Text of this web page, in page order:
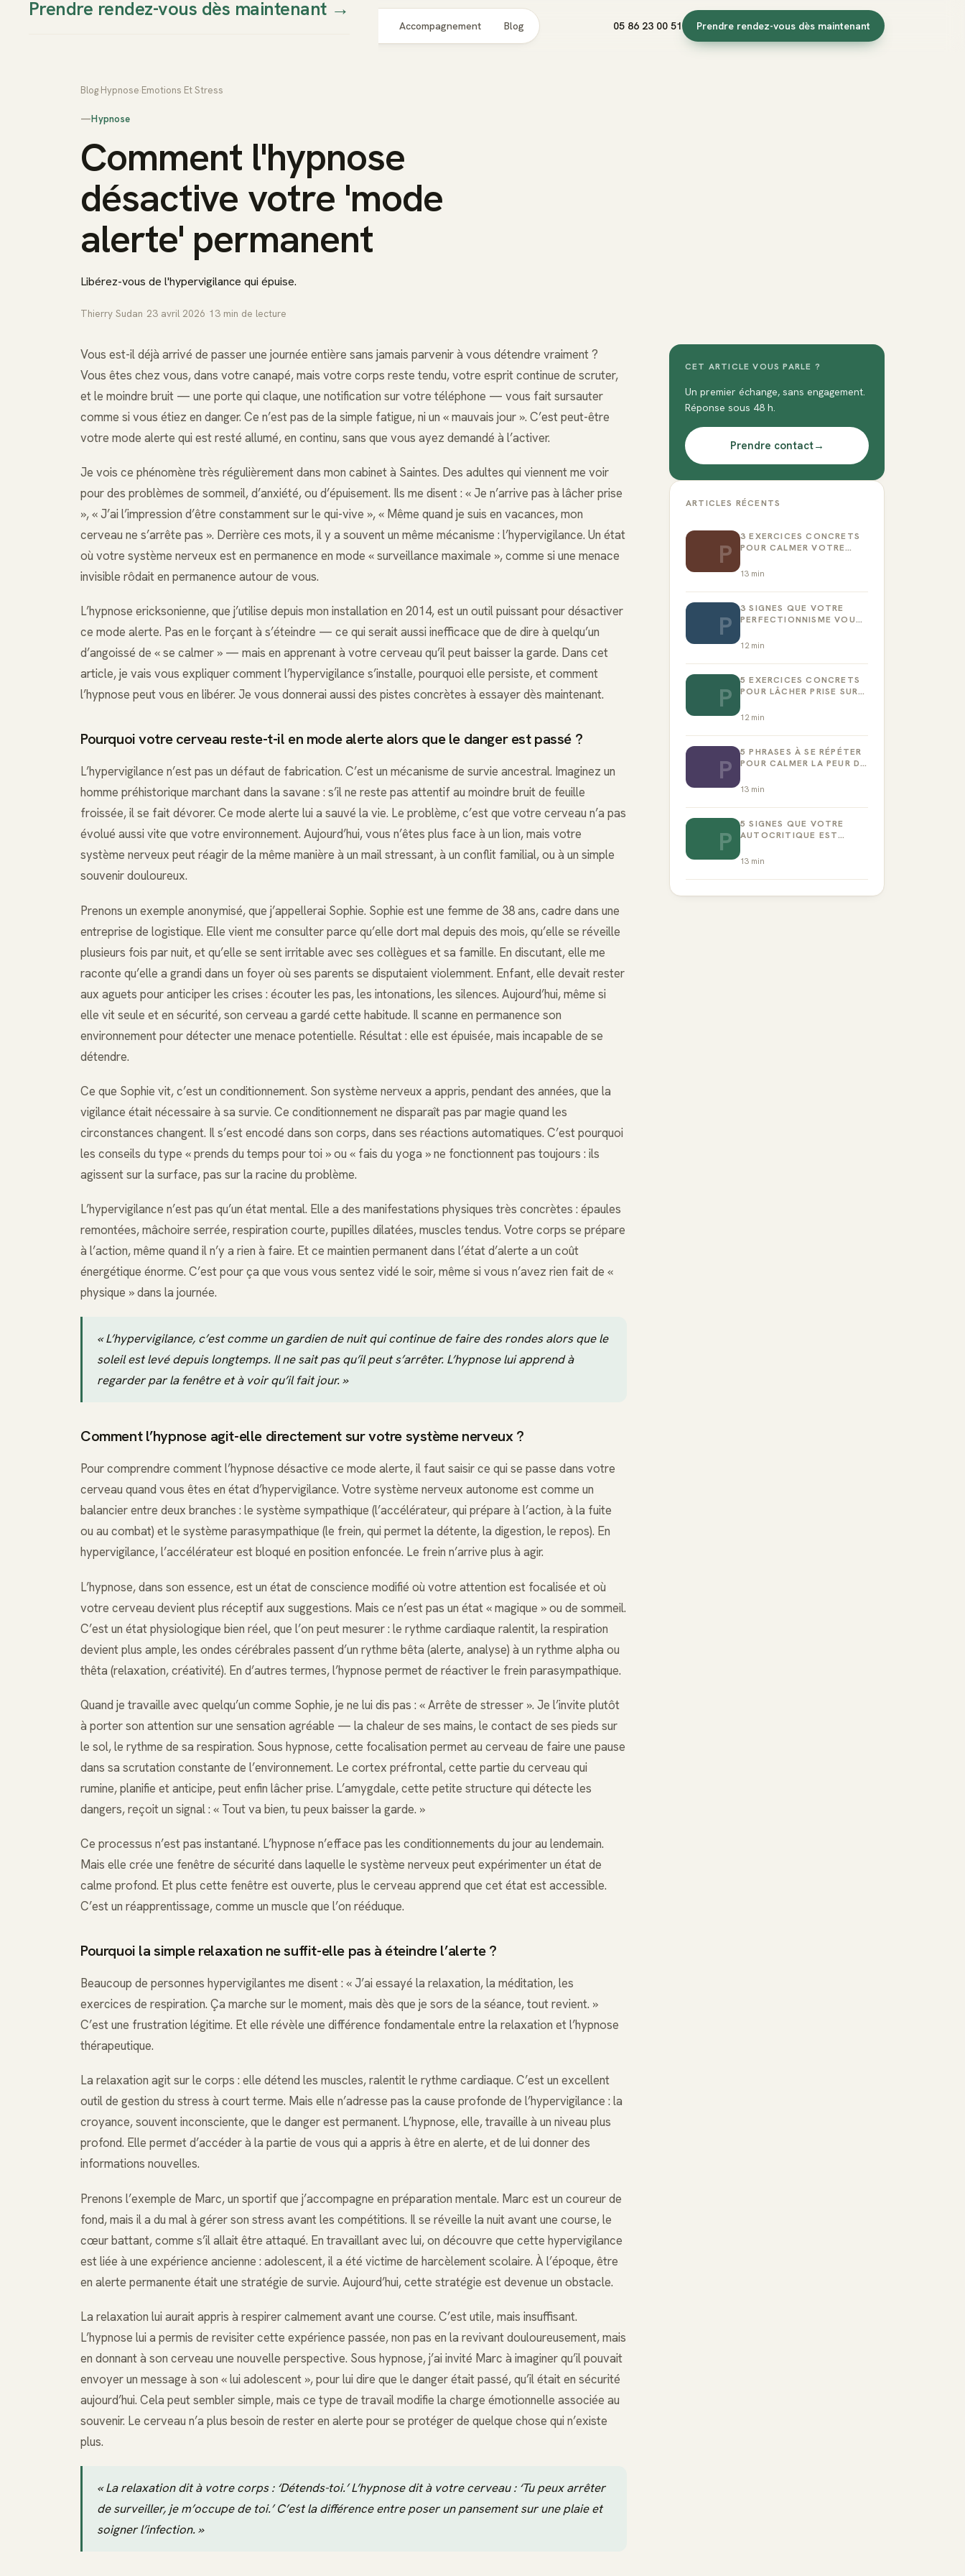
Accompagnement Blog 05 86 23 00 51 Prendre rendez-vous dès maintenant
Prendre rendez-vous dès maintenant→
Blog Hypnose Emotions Et Stress
—Hypnose
Comment l'hypnose
désactive votre 'mode
alerte' permanent
Libérez-vous de l'hypervigilance qui épuise.
Thierry Sudan 23 avril 2026 13 min de lecture
Vous est-il déjà arrivé de passer une journée entière sans jamais parvenir à vous détendre vraiment ?
Vous êtes chez vous, dans votre canapé, mais votre corps reste tendu, votre esprit continue de scruter,
et le moindre bruit — une porte qui claque, une notification sur votre téléphone — vous fait sursauter
comme si vous étiez en danger. Ce n’est pas de la simple fatigue, ni un « mauvais jour ». C’est peut-être
votre mode alerte qui est resté allumé, en continu, sans que vous ayez demandé à l’activer.
Je vois ce phénomène très régulièrement dans mon cabinet à Saintes. Des adultes qui viennent me voir
pour des problèmes de sommeil, d’anxiété, ou d’épuisement. Ils me disent : « Je n’arrive pas à lâcher prise
», « J’ai l’impression d’être constamment sur le qui-vive », « Même quand je suis en vacances, mon
cerveau ne s’arrête pas ». Derrière ces mots, il y a souvent un même mécanisme : l’hypervigilance. Un état
où votre système nerveux est en permanence en mode « surveillance maximale », comme si une menace
invisible rôdait en permanence autour de vous.
L’hypnose ericksonienne, que j’utilise depuis mon installation en 2014, est un outil puissant pour désactiver
ce mode alerte. Pas en le forçant à s’éteindre — ce qui serait aussi inefficace que de dire à quelqu’un
d’angoissé de « se calmer » — mais en apprenant à votre cerveau qu’il peut baisser la garde. Dans cet
article, je vais vous expliquer comment l’hypervigilance s’installe, pourquoi elle persiste, et comment
l’hypnose peut vous en libérer. Je vous donnerai aussi des pistes concrètes à essayer dès maintenant.
Pourquoi votre cerveau reste-t-il en mode alerte alors que le danger est passé ?
L’hypervigilance n’est pas un défaut de fabrication. C’est un mécanisme de survie ancestral. Imaginez un
homme préhistorique marchant dans la savane : s’il ne reste pas attentif au moindre bruit de feuille
froissée, il se fait dévorer. Ce mode alerte lui a sauvé la vie. Le problème, c’est que votre cerveau n’a pas
évolué aussi vite que votre environnement. Aujourd’hui, vous n’êtes plus face à un lion, mais votre
système nerveux peut réagir de la même manière à un mail stressant, à un conflit familial, ou à un simple
souvenir douloureux.
Prenons un exemple anonymisé, que j’appellerai Sophie. Sophie est une femme de 38 ans, cadre dans une
entreprise de logistique. Elle vient me consulter parce qu’elle dort mal depuis des mois, qu’elle se réveille
plusieurs fois par nuit, et qu’elle se sent irritable avec ses collègues et sa famille. En discutant, elle me
raconte qu’elle a grandi dans un foyer où ses parents se disputaient violemment. Enfant, elle devait rester
aux aguets pour anticiper les crises : écouter les pas, les intonations, les silences. Aujourd’hui, même si
elle vit seule et en sécurité, son cerveau a gardé cette habitude. Il scanne en permanence son
environnement pour détecter une menace potentielle. Résultat : elle est épuisée, mais incapable de se
détendre.
Ce que Sophie vit, c’est un conditionnement. Son système nerveux a appris, pendant des années, que la
vigilance était nécessaire à sa survie. Ce conditionnement ne disparaît pas par magie quand les
circonstances changent. Il s’est encodé dans son corps, dans ses réactions automatiques. C’est pourquoi
les conseils du type « prends du temps pour toi » ou « fais du yoga » ne fonctionnent pas toujours : ils
agissent sur la surface, pas sur la racine du problème.
L’hypervigilance n’est pas qu’un état mental. Elle a des manifestations physiques très concrètes : épaules
remontées, mâchoire serrée, respiration courte, pupilles dilatées, muscles tendus. Votre corps se prépare
à l’action, même quand il n’y a rien à faire. Et ce maintien permanent dans l’état d’alerte a un coût
énergétique énorme. C’est pour ça que vous vous sentez vidé le soir, même si vous n’avez rien fait de «
physique » dans la journée.
« L’hypervigilance, c’est comme un gardien de nuit qui continue de faire des rondes alors que le
soleil est levé depuis longtemps. Il ne sait pas qu’il peut s’arrêter. L’hypnose lui apprend à
regarder par la fenêtre et à voir qu’il fait jour. »
Comment l’hypnose agit-elle directement sur votre système nerveux ?
Pour comprendre comment l’hypnose désactive ce mode alerte, il faut saisir ce qui se passe dans votre
cerveau quand vous êtes en état d’hypervigilance. Votre système nerveux autonome est comme un
balancier entre deux branches : le système sympathique (l’accélérateur, qui prépare à l’action, à la fuite
ou au combat) et le système parasympathique (le frein, qui permet la détente, la digestion, le repos). En
hypervigilance, l’accélérateur est bloqué en position enfoncée. Le frein n’arrive plus à agir.
L’hypnose, dans son essence, est un état de conscience modifié où votre attention est focalisée et où
votre cerveau devient plus réceptif aux suggestions. Mais ce n’est pas un état « magique » ou de sommeil.
C’est un état physiologique bien réel, que l’on peut mesurer : le rythme cardiaque ralentit, la respiration
devient plus ample, les ondes cérébrales passent d’un rythme bêta (alerte, analyse) à un rythme alpha ou
thêta (relaxation, créativité). En d’autres termes, l’hypnose permet de réactiver le frein parasympathique.
Quand je travaille avec quelqu’un comme Sophie, je ne lui dis pas : « Arrête de stresser ». Je l’invite plutôt
à porter son attention sur une sensation agréable — la chaleur de ses mains, le contact de ses pieds sur
le sol, le rythme de sa respiration. Sous hypnose, cette focalisation permet au cerveau de faire une pause
dans sa scrutation constante de l’environnement. Le cortex préfrontal, cette partie du cerveau qui
rumine, planifie et anticipe, peut enfin lâcher prise. L’amygdale, cette petite structure qui détecte les
dangers, reçoit un signal : « Tout va bien, tu peux baisser la garde. »
Ce processus n’est pas instantané. L’hypnose n’efface pas les conditionnements du jour au lendemain.
Mais elle crée une fenêtre de sécurité dans laquelle le système nerveux peut expérimenter un état de
calme profond. Et plus cette fenêtre est ouverte, plus le cerveau apprend que cet état est accessible.
C’est un réapprentissage, comme un muscle que l’on rééduque.
Pourquoi la simple relaxation ne suffit-elle pas à éteindre l’alerte ?
Beaucoup de personnes hypervigilantes me disent : « J’ai essayé la relaxation, la méditation, les
exercices de respiration. Ça marche sur le moment, mais dès que je sors de la séance, tout revient. »
C’est une frustration légitime. Et elle révèle une différence fondamentale entre la relaxation et l’hypnose
thérapeutique.
La relaxation agit sur le corps : elle détend les muscles, ralentit le rythme cardiaque. C’est un excellent
outil de gestion du stress à court terme. Mais elle n’adresse pas la cause profonde de l’hypervigilance : la
croyance, souvent inconsciente, que le danger est permanent. L’hypnose, elle, travaille à un niveau plus
profond. Elle permet d’accéder à la partie de vous qui a appris à être en alerte, et de lui donner des
informations nouvelles.
Prenons l’exemple de Marc, un sportif que j’accompagne en préparation mentale. Marc est un coureur de
fond, mais il a du mal à gérer son stress avant les compétitions. Il se réveille la nuit avant une course, le
cœur battant, comme s’il allait être attaqué. En travaillant avec lui, on découvre que cette hypervigilance
est liée à une expérience ancienne : adolescent, il a été victime de harcèlement scolaire. À l’époque, être
en alerte permanente était une stratégie de survie. Aujourd’hui, cette stratégie est devenue un obstacle.
La relaxation lui aurait appris à respirer calmement avant une course. C’est utile, mais insuffisant.
L’hypnose lui a permis de revisiter cette expérience passée, non pas en la revivant douloureusement, mais
en donnant à son cerveau une nouvelle perspective. Sous hypnose, j’ai invité Marc à imaginer qu’il pouvait
envoyer un message à son « lui adolescent », pour lui dire que le danger était passé, qu’il était en sécurité
aujourd’hui. Cela peut sembler simple, mais ce type de travail modifie la charge émotionnelle associée au
souvenir. Le cerveau n’a plus besoin de rester en alerte pour se protéger de quelque chose qui n’existe
plus.
« La relaxation dit à votre corps : ‘Détends-toi.’ L’hypnose dit à votre cerveau : ‘Tu peux arrêter
de surveiller, je m’occupe de toi.’ C’est la différence entre poser un pansement sur une plaie et
soigner l’infection. »
CET ARTICLE VOUS PARLE ?
Un premier échange, sans engagement.
Réponse sous 48 h.
Prendre contact→
ARTICLES RÉCENTS
P
3 EXERCICES CONCRETS
POUR CALMER VOTRE
13 min
P
3 SIGNES QUE VOTRE
PERFECTIONNISME VOUS
12min
P
5 EXERCICES CONCRETS
POUR LÂCHER PRISE SUR
12min
P
5 PHRASES À SE RÉPÉTER
POUR CALMER LA PEUR DE
13 min
P
5 SIGNES QUE VOTRE
AUTOCRITIQUE EST
13 min